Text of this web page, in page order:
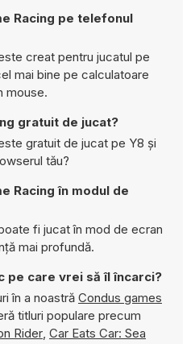
Racing pe telefonul
creat pentru jucatul pe
mai bine pe calculatoare
mouse.
gratuit de jucat?
gratuit de jucat pe Y8 și
tău?
Racing în modul de
fi jucat în mod de ecran
mai profundă.
pe care vrei să îl încarci?
în a noastră Condus games
titluri populare precum
Rider, Car Eats Car: Sea